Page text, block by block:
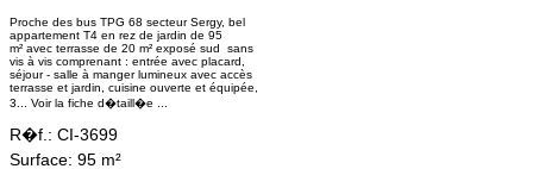
Proche des bus TPG 68 secteur Sergy, bel
appartement T4 en rez de jardin de 95
m² avec terrasse de 20 m² exposé sud sans
vis à vis comprenant : entrée avec placard,
séjour - salle à manger lumineux avec accès
terrasse et jardin, cuisine ouverte et équipée,
3... Voir la fiche d�taill�e ...
R�f.: CI-3699
Surface: 95 m²